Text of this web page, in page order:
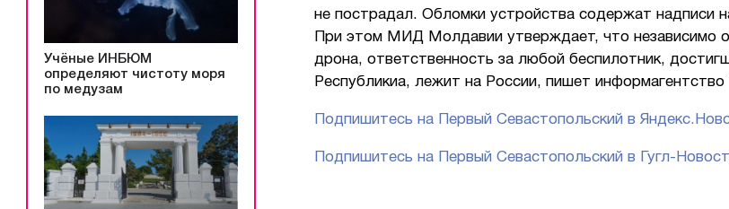
Учёные ИНБЮМ
определяют чистоту моря
по медузам
не пострадал. Обломки устройства содержат надписи
При этом МИД Молдавии утверждает, что независимо
дрона, ответственность за любой беспилотник,
Республикиа, лежит на России, пишет
Подпишитесь на Первый Севастопольский в
Подпишитесь на Первый Севастопольский в Гугл-